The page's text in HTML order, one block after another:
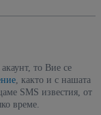
то Вие се
, както и с нашата
SMS известия, от
време.